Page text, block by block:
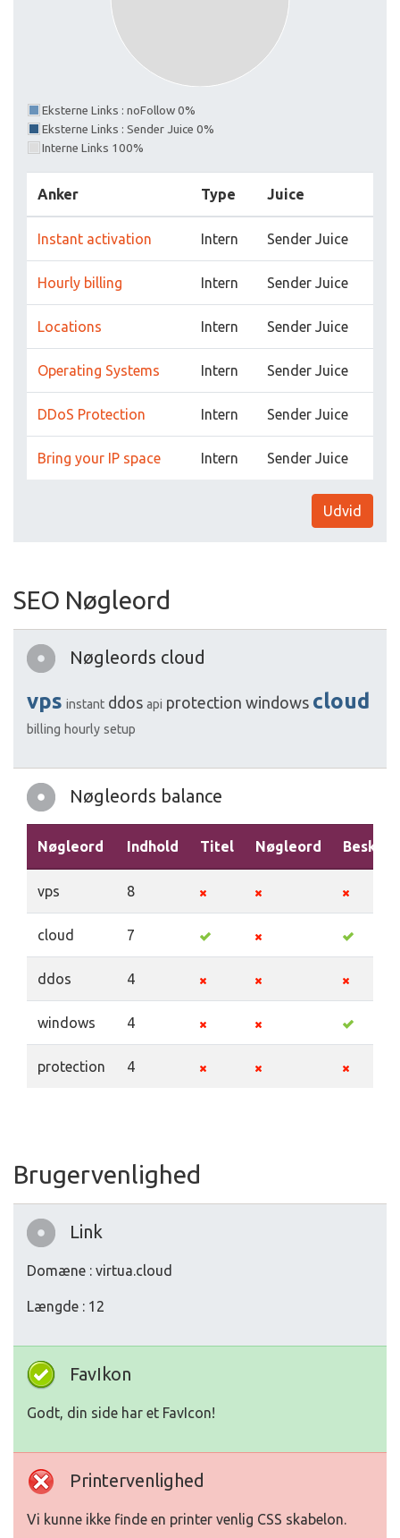
Eksterne Links : noFollow 0%
Eksterne Links : Sender Juice 0%
Interne Links 100%
Anker Type Juice
Instant activation Intern Sender Juice
Hourly billing Intern Sender Juice
Locations Intern Sender Juice
Operating Systems Intern Sender Juice
DDoS Protection Intern Sender Juice
Bring your IP space Intern Sender Juice
Udvid
SEO Nøgleord
Nøgleords cloud
vps instant ddos api protection windows cloud
billing hourly setup
Nøgleords balance
Nøgleord Indhold Titel Nøgleord
vps 8
cloud 7
ddos 4
windows 4
protection 4
Brugervenlighed
Link
Domæne : virtua.cloud
Længde : 12
FavIkon
Godt, din side har et FavIcon!
Printervenlighed
Vi kunne ikke finde en printer venlig CSS skabelon.